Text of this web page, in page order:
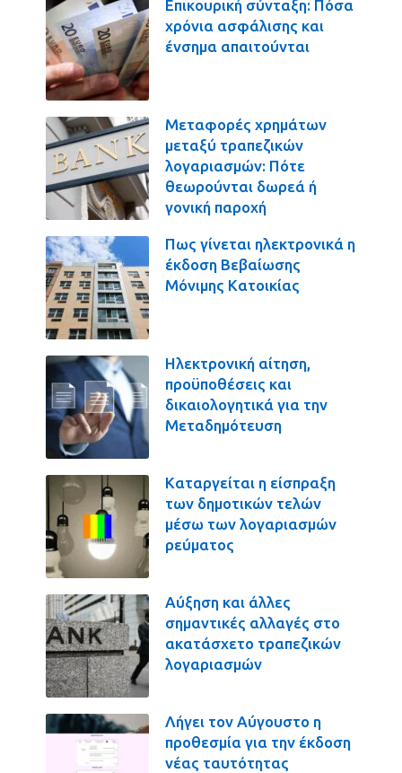
Επικουρική σύνταξη: Πόσα
χρόνια ασφάλισης και
ένσημα απαιτούνται
Μεταφορές χρημάτων
μεταξύ τραπεζικών
λογαριασμών: Πότε
θεωρούνται δωρεά ή
γονική παροχή
Πως γίνεται ηλεκτρονικά η
έκδοση Βεβαίωσης
Μόνιμης Κατοικίας
Ηλεκτρονική αίτηση,
προϋποθέσεις και
δικαιολογητικά για την
Μεταδημότευση
Καταργείται η είσπραξη
των δημοτικών τελών
μέσω των λογαριασμών
ρεύματος
Αύξηση και άλλες
σημαντικές αλλαγές στο
ακατάσχετο τραπεζικών
λογαριασμών
Λήγει τον Αύγουστο η
προθεσμία για την έκδοση
νέας ταυτότητας